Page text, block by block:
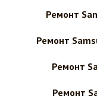
Ремонт
Ремонт
Ремонт
Ремонт